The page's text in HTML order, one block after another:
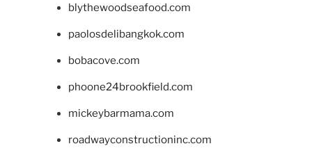
blythewoodseafood.com
paolosdelibangkok.com
bobacove.com
phoone24brookfield.com
mickeybarmama.com
roadwayconstructioninc.com